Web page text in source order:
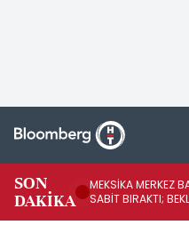
SON
DAKİKA
MEKSİKA MERKEZ
SABİT BIRAKTI;